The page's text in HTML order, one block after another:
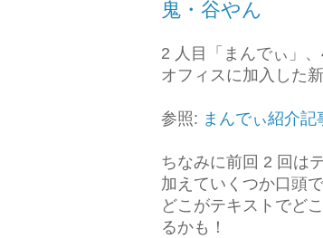
鬼・谷やん
2 人目「まんでぃ」
オフィスに加入した
参照: まんでぃ紹介記
ちなみに前回 2 回は
加えていくつか口頭
どこがテキストでど
るかも！